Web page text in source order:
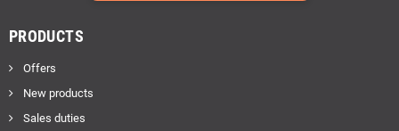
PRODUCTS
Offers
New products
Sales duties